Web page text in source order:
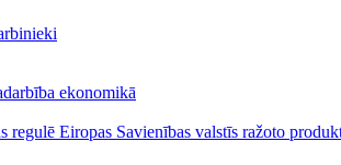
ekonomikā
regulē Eiropas Savienības valstīs ražoto